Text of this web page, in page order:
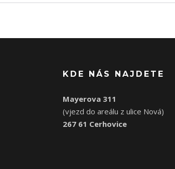
KDE NÁS NAJDETE
Mayerova 311
(vjezd do areálu z ulice Nová)
267 61 Cerhovice